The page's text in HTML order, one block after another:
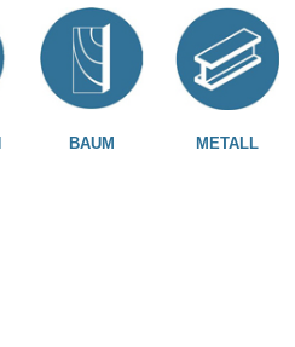
BAUM METALL